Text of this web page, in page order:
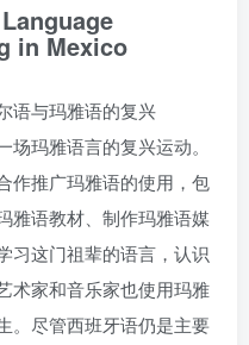
in Mexico
语与玛雅语的复兴
场玛雅语言的复兴运动。
作推广玛雅语的使用，包
雅语教材、制作玛雅语媒
习这门祖辈的语言，认识
术家和音乐家也使用玛雅
。尽管西班牙语仍是主要